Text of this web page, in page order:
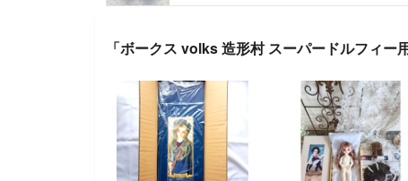
「ボークス volks 造形村 スーパードルフィ